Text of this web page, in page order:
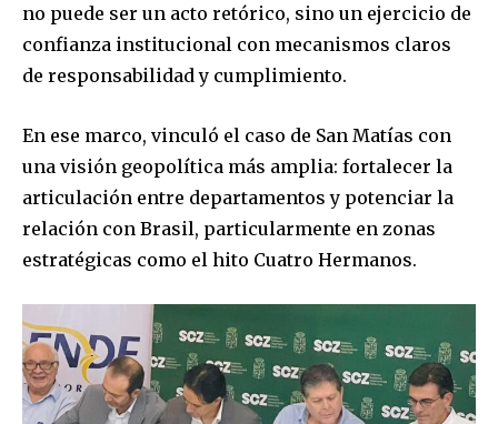
no puede ser un acto retórico, sino un ejercicio de
confianza institucional con mecanismos claros
de responsabilidad y cumplimiento.
En ese marco, vinculó el caso de San Matías con
una visión geopolítica más amplia: fortalecer la
articulación entre departamentos y potenciar la
relación con Brasil, particularmente en zonas
estratégicas como el hito Cuatro Hermanos.